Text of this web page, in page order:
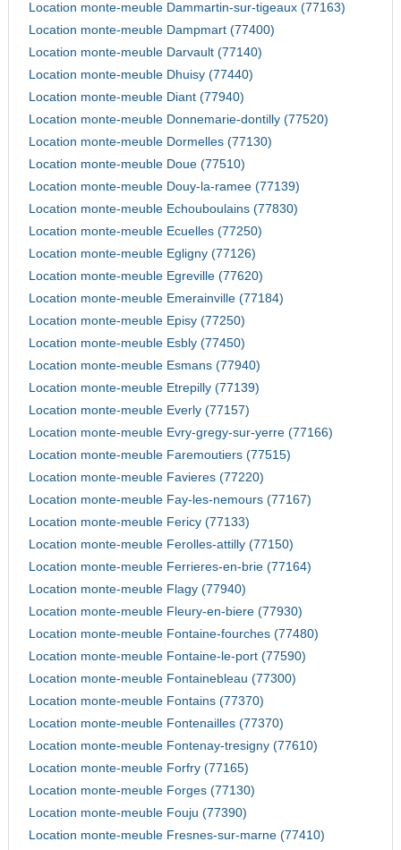
Location monte-meuble Dammartin-sur-tigeaux (77163)
Location monte-meuble Dampmart (77400)
Location monte-meuble Darvault (77140)
Location monte-meuble Dhuisy (77440)
Location monte-meuble Diant (77940)
Location monte-meuble Donnemarie-dontilly (77520)
Location monte-meuble Dormelles (77130)
Location monte-meuble Doue (77510)
Location monte-meuble Douy-la-ramee (77139)
Location monte-meuble Echouboulains (77830)
Location monte-meuble Ecuelles (77250)
Location monte-meuble Egligny (77126)
Location monte-meuble Egreville (77620)
Location monte-meuble Emerainville (77184)
Location monte-meuble Episy (77250)
Location monte-meuble Esbly (77450)
Location monte-meuble Esmans (77940)
Location monte-meuble Etrepilly (77139)
Location monte-meuble Everly (77157)
Location monte-meuble Evry-gregy-sur-yerre (77166)
Location monte-meuble Faremoutiers (77515)
Location monte-meuble Favieres (77220)
Location monte-meuble Fay-les-nemours (77167)
Location monte-meuble Fericy (77133)
Location monte-meuble Ferolles-attilly (77150)
Location monte-meuble Ferrieres-en-brie (77164)
Location monte-meuble Flagy (77940)
Location monte-meuble Fleury-en-biere (77930)
Location monte-meuble Fontaine-fourches (77480)
Location monte-meuble Fontaine-le-port (77590)
Location monte-meuble Fontainebleau (77300)
Location monte-meuble Fontains (77370)
Location monte-meuble Fontenailles (77370)
Location monte-meuble Fontenay-tresigny (77610)
Location monte-meuble Forfry (77165)
Location monte-meuble Forges (77130)
Location monte-meuble Fouju (77390)
Location monte-meuble Fresnes-sur-marne (77410)